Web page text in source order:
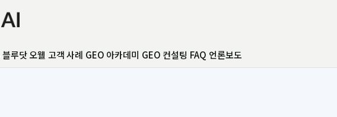
블루닷 오웰 고객 사례 GEO 아카데미 GEO 컨설팅 FAQ 언론보도